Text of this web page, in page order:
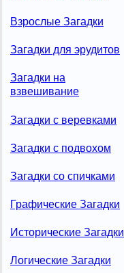
Взрослые Загадки
Загадки для эрудитов
Загадки на
взвешивание
Загадки с веревками
Загадки с подвохом
Загадки со спичками
Графические Загадки
Исторические Загадки
Логические Загадки